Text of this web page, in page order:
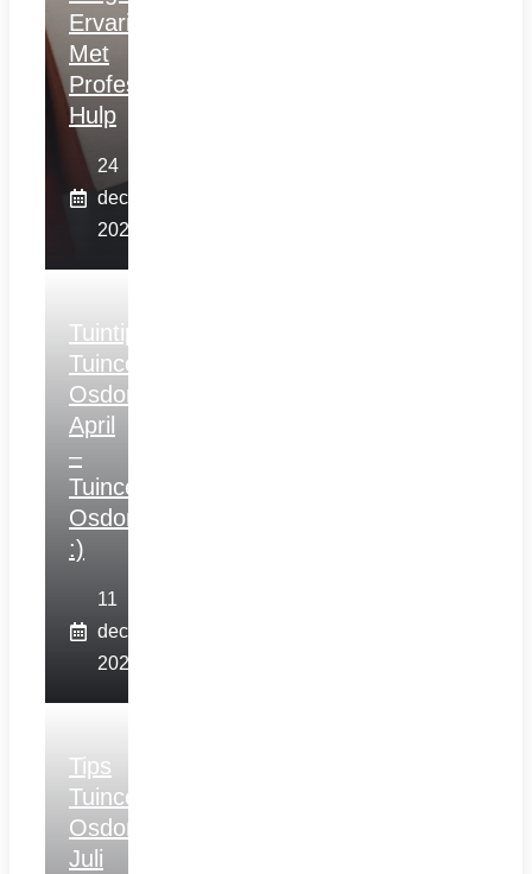
Ervaring
Met
Professionele
Hulp
24
december
2025
Tuintips
Tuincentrum
Osdorp
April
–
Tuincentrum
Osdorp
:)
11
december
2025
Tips
Tuincentrum
Osdorp
Juli